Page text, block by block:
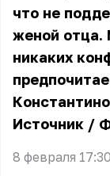
что не
женой отца.
никаких
Источник /
8 февраля